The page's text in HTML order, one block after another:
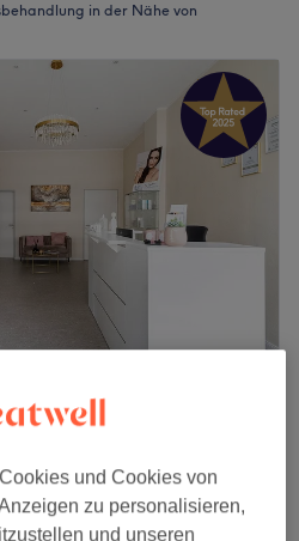
in der Nähe von
Aquafacial mit
99 €
und Cookies von
zu personalisieren,
und unseren